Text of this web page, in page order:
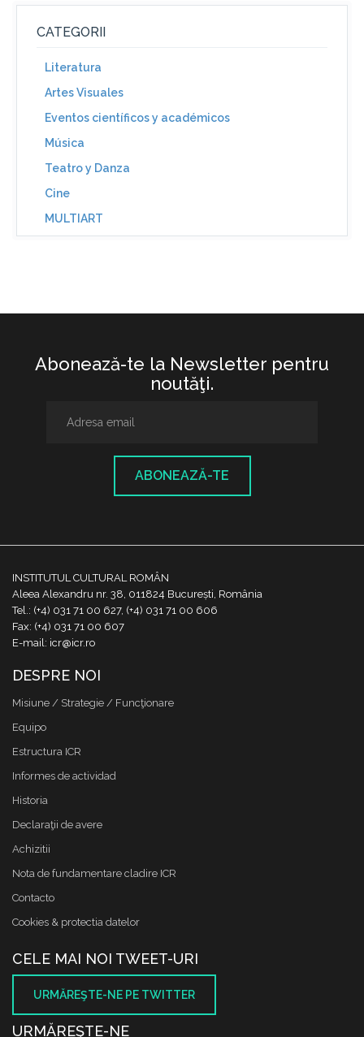
CATEGORII
Literatura
Artes Visuales
Eventos científicos y académicos
Música
Teatro y Danza
Cine
MULTIART
Abonează-te la Newsletter pentru
noutăţi.
ABONEAZĂ-TE
INSTITUTUL CULTURAL ROMÂN
Aleea Alexandru nr. 38, 011824 București, România
Tel.: (+4) 031 71 00 627, (+4) 031 71 00 606
Fax: (+4) 031 71 00 607
E-mail: icr@icr.ro
DESPRE NOI
Misiune / Strategie / Funcţionare
Equipo
Estructura ICR
Informes de actividad
Historia
Declaraţii de avere
Achizitii
Nota de fundamentare cladire ICR
Contacto
Cookies & protectia datelor
CELE MAI NOI TWEET-URI
URMĂREŞTE-NE PE TWITTER
URMĂREŞTE-NE